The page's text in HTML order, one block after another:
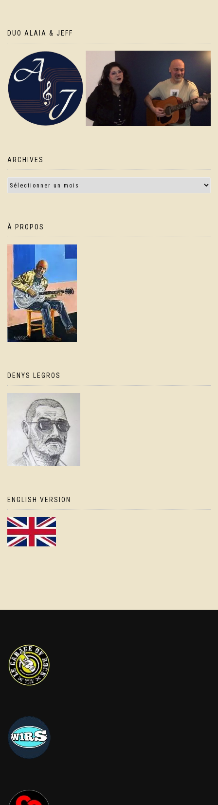
DUO ALAIA & JEFF
ARCHIVES
À PROPOS
DENYS LEGROS
ENGLISH VERSION